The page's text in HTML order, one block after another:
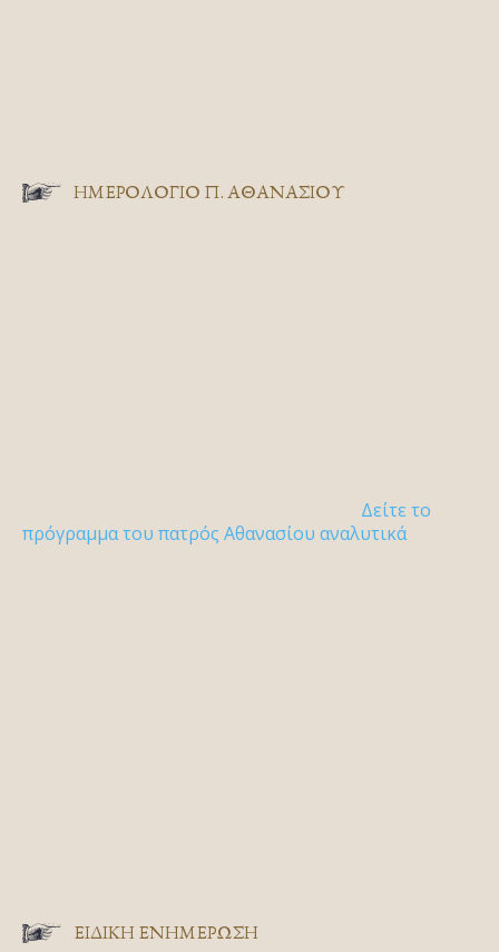
ΗΜΕΡΟΛΟΓΙΟ Π. ΑΘΑΝΑΣΙΟΥ
Δείτε το
πρόγραμμα του πατρός Αθανασίου αναλυτικά
ΕΙΔΙΚΉ ΕΝΗΜΈΡΩΣΗ